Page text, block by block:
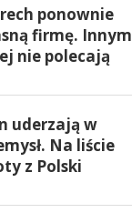
ponownie
firmę. Innym
nie polecają
uderzają w
Na liście
z Polski